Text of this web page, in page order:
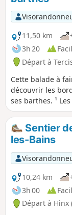
11,50 km
3h 20
Départ à
Cette balade à
découvrir les
ses barthes. ¹
vastes prairies
par des
liberté. La faune
cigognes,
Cette balade
de halage des
également être
récemment
jusqu'à
haut, les Barthes
Sentier
les-Bains
10,24 km
3h 00
Départ à Hinx